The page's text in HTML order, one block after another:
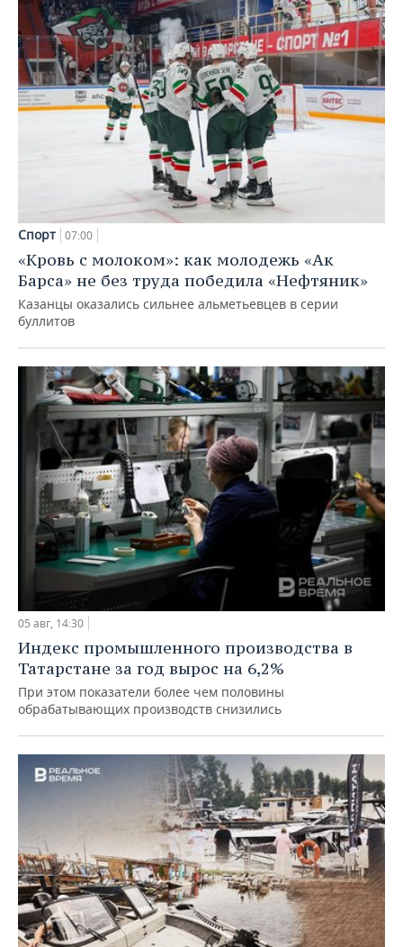
Спорт 07:00
«Кровь с молоком»: как молодежь «Ак
Барса» не без труда победила «Нефтяник»
Казанцы оказались сильнее альметьевцев в серии
буллитов
05 авг, 14:30
Индекс промышленного производства в
Татарстане за год вырос на 6,2%
При этом показатели более чем половины
обрабатывающих производств снизились